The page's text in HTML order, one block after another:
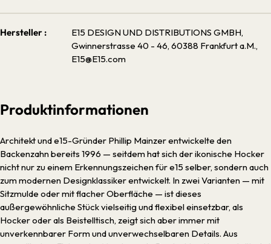
Hersteller :
E15 DESIGN UND DISTRIBUTIONS GMBH,
Gwinnerstrasse 40 - 46, 60388 Frankfurt a.M.,
E15@E15.com
Produktinformationen
Architekt und e15-Gründer Phillip Mainzer entwickelte den
Backenzahn bereits 1996 — seitdem hat sich der ikonische Hocker
nicht nur zu einem Erkennungszeichen für e15 selber, sondern auch
zum modernen Designklassiker entwickelt. In zwei Varianten — mit
Sitzmulde oder mit flacher Oberfläche — ist dieses
außergewöhnliche Stück vielseitig und flexibel einsetzbar, als
Hocker oder als Beistelltisch, zeigt sich aber immer mit
unverkennbarer Form und unverwechselbaren Details. Aus